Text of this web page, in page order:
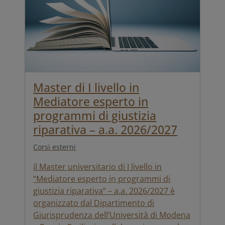
Master di I livello in
Mediatore esperto in
programmi di giustizia
riparativa – a.a. 2026/2027
Corsi esterni
il Master universitario di I livello in
“Mediatore esperto in programmi di
giustizia riparativa” – a.a. 2026/2027 è
organizzato dal Dipartimento di
Giurisprudenza dell’Università di Modena